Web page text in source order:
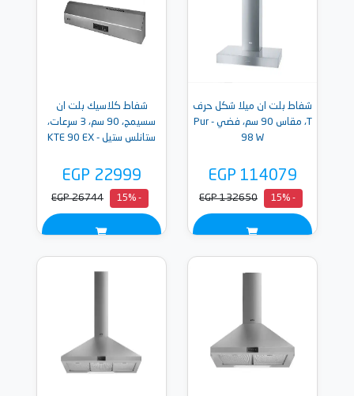
شفاط بلت ان ميلا شكل حرف
T، مقاس 90 سم، فضي - Pur
98 W
EGP 114079
- 15%
EGP 132650
شفاط كلاسيك بلت ان
سسيمج، 90 سم، 3 سرعات،
ستانلس ستيل - KTE 90 EX
EGP 22999
- 15%
EGP 26744